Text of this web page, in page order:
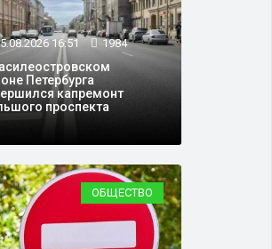
16:51 1984
Петербурга
капремонт
проспекта
ОБЩЕСТВО